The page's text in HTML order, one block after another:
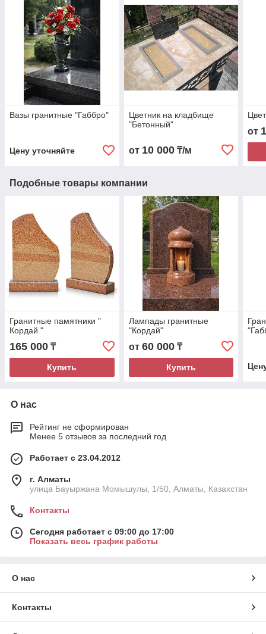
Вазы гранитные "Габбро"
Цену уточняйте
Цветник на кладбище
"Бетонный"
от 10 000₸/м
от
Подобные товары компании
Гранитные памятники "
Кордай "
165 000 ₸
Купить
Лампады гранитные
"Кордай"
от 60 000₸
Купить
О нас
Рейтинг не сформирован
Менее 5 отзывов за последний год
Работает с 23.04.2012
г. Алматы
улица Бауыржана Момышулы, 1/50, Алматы, Казахстан
Контакты
Сегодня работает с 09:00 до 17:00
Показать весь график работы
О нас
Контакты